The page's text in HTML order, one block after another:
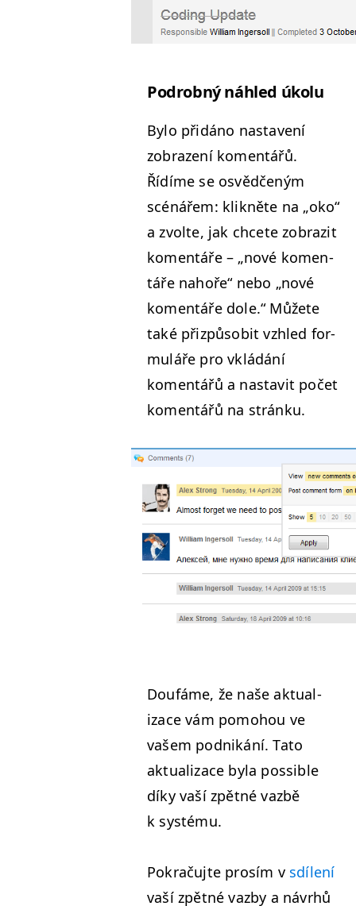
Podrob­ný náh­led úkolu
Bylo přidáno nas­tavení
zobrazení komen­tářů.
Řídíme se osvědčeným
scénářem: klikněte na „oko“
a zvolte, jak chcete zobraz­it
komen­táře – „nové komen­
táře nahoře“ nebo „nové
komen­táře dole.“ Můžete
také přizpů­so­bit vzh­led for­
muláře pro vkládání
komen­tářů a nas­tavit počet
komen­tářů na stránku.
Doufáme, že naše aktu­al­
izace vám pomo­hou ve
vašem pod­nikání. Tato
aktu­al­izace byla pos­si­ble
díky vaší zpět­né vazbě
k systému.
Pokraču­jte prosím v sdílení
vaší zpět­né vaz­by a návrhů